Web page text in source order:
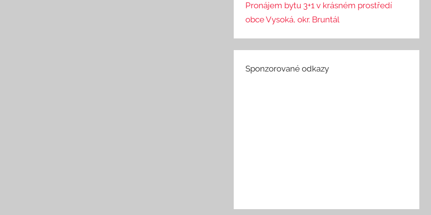
Pronájem bytu 3+1 v krásném prostředí
obce Vysoká, okr. Bruntál
Sponzorované odkazy